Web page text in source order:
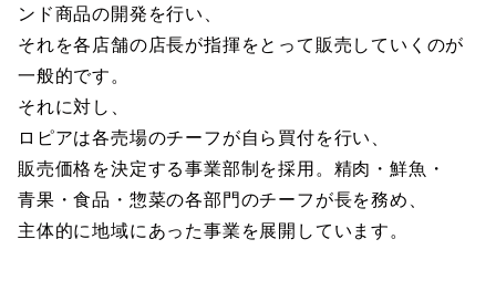
ンド商品の開発を行い、
それを各店舗の店長が指揮をとって販売していくのが
一般的です。
それに対し、
ロピアは各売場のチーフが自ら買付を行い、
販売価格を決定する事業部制を採用。精肉・鮮魚・
青果・食品・惣菜の各部門のチーフが長を務め、
主体的に地域にあった事業を展開しています。